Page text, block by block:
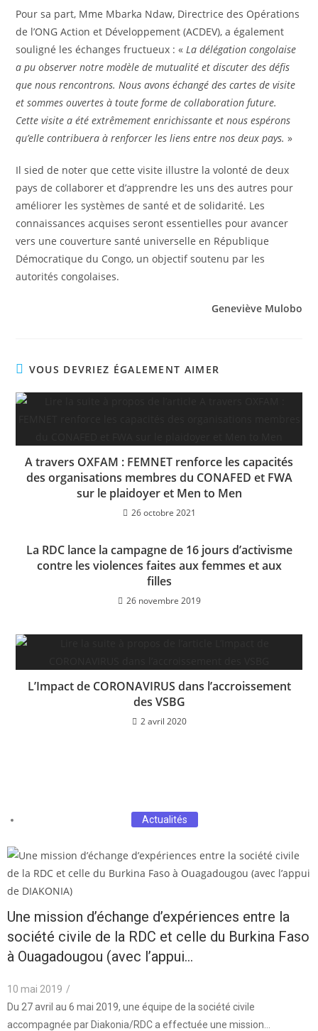
Pour sa part, Mme Mbarka Ndaw, Directrice des Opérations
de l’ONG Action et Développement (ACDEV), a également
souligné les échanges fructueux : « La délégation congolaise
a pu observer notre modèle de mutualité et discuter des défis
que nous rencontrons. Nous avons échangé des cartes de visite
et sommes ouvertes à toute forme de collaboration future.
Cette visite a été extrêmement enrichissante et nous espérons
qu’elle contribuera à renforcer les liens entre nos deux pays. »
Il sied de noter que cette visite illustre la volonté de deux
pays de collaborer et d’apprendre les uns des autres pour
améliorer les systèmes de santé et de solidarité. Les
connaissances acquises seront essentielles pour avancer
vers une couverture santé universelle en République
Démocratique du Congo, un objectif soutenu par les
autorités congolaises.
Geneviève Mulobo
VOUS DEVRIEZ ÉGALEMENT AIMER
A travers OXFAM : FEMNET renforce les capacités
des organisations membres du CONAFED et FWA
sur le plaidoyer et Men to Men
26 octobre 2021
La RDC lance la campagne de 16 jours d’activisme
contre les violences faites aux femmes et aux
filles
26 novembre 2019
L’Impact de CORONAVIRUS dans l’accroissement
des VSBG
2 avril 2020
Actualités
Une mission d’échange d’expériences entre la
société civile de la RDC et celle du Burkina Faso
à Ouagadougou (avec l’appui…
10 mai 2019 /
Du 27 avril au 6 mai 2019, une équipe de la société civile
accompagnée par Diakonia/RDC a effectuée une mission…